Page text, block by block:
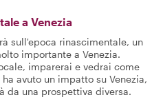
a Venezia
sull'epoca rinascimentale, un
importante a Venezia.
imparerai e vedrai come
avuto un impatto su Venezia,
da una prospettiva diversa.